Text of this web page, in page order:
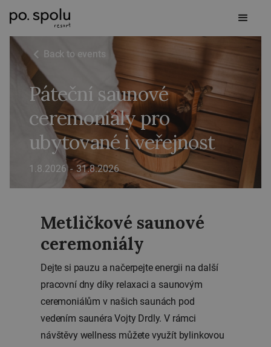
Back to events
Páteční saunové
ceremoniály pro
ubytované i veřejnost
1.8.2026 - 31.8.2026
Metličkové saunové
ceremoniály
Dejte si pauzu a načerpejte energii na další
pracovní dny díky relaxaci a saunovým
ceremoniálům v našich saunách pod
vedením saunéra Vojty Drdly. V rámci
návštěvy wellness můžete využít bylinkovou